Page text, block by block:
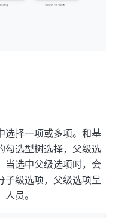
选择一项或多项。和基
勾选型树选择，父级选
当选中父级选项时，会
子级选项，父级选项呈
员。